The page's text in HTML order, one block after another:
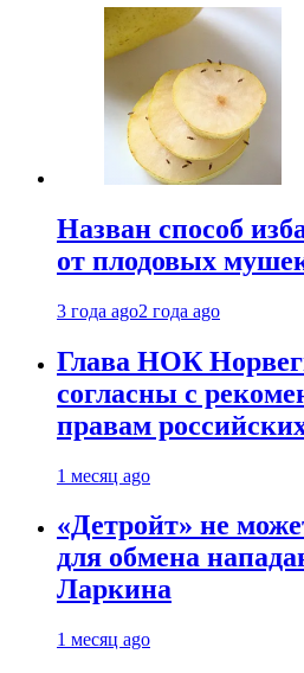
Назван способ
от плодовых
3 года ago2 года ago
Глава НОК
согласны с
правам
1 месяц ago
«Детройт» не
для обмена
Ларкина
1 месяц ago